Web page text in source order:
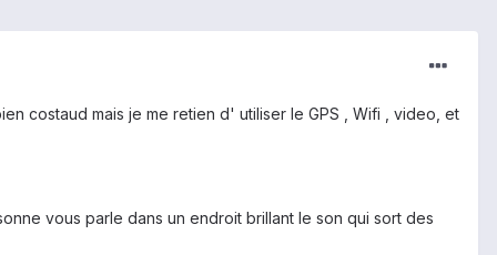
costaud mais je me retien d' utiliser le GPS , Wifi , video, et
vous parle dans un endroit brillant le son qui sort des